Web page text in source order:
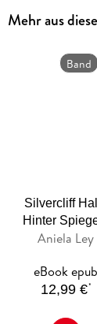
eine magische
wohl oder übel
nicht nur
aus einer ihm
19.
Mehr aus
Band
Silvercliff
Hinter
gefangen
Aniela Ley
eBook epub
12,99 €*